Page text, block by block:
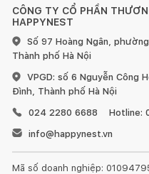
CÔNG TY CỔ PHẦN
HAPPYNEST
Số 97 Hoàng Ngân,
Thành phố Hà Nội
VPGD: số 6 Nguyễn Công
Đình, Thành phố Hà Nội
024 2280 6688
Hotline:
info@happynest.vn
Mã số doanh nghiệp: